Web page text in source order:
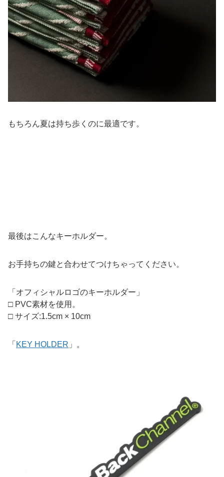
もちろん夏は持ち歩くのに最適です。
最後はこんなキーホルダー。
お手持ちの鍵と合わせてつけちゃってください。
「オフィシャルロゴのキーホルダー」
□ PVC素材を使用。
□ サイズ:1.5cm × 10cm
「 KEY HOLDER 」。